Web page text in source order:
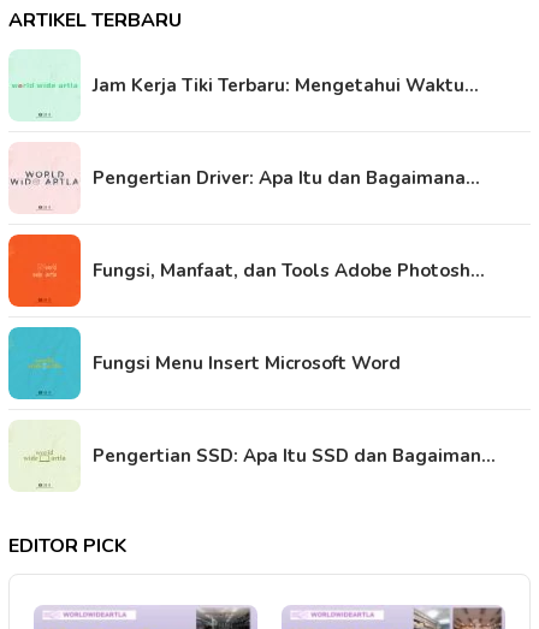
ARTIKEL TERBARU
Jam Kerja Tiki Terbaru: Mengetahui Waktu…
Pengertian Driver: Apa Itu dan Bagaimana…
Fungsi, Manfaat, dan Tools Adobe Photosh…
Fungsi Menu Insert Microsoft Word
Pengertian SSD: Apa Itu SSD dan Bagaiman…
EDITOR PICK